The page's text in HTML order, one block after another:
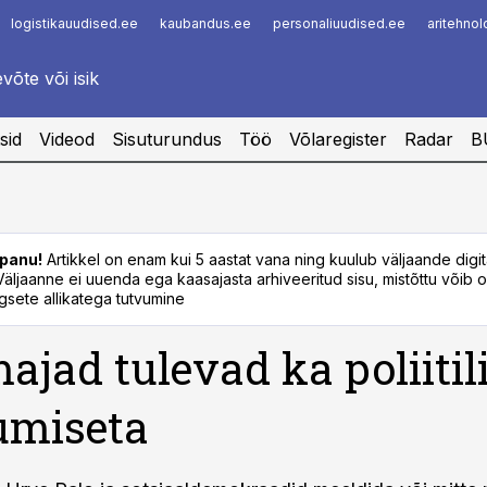
logistikauudised.ee kaubandus.ee personaliuudised.ee
Infopank
Videod Sisuturundus Töö Võlaregister Radar
Artikkel on enam kui 5 aastat vana ning kuulub väljaande
ei uuenda ega kaasajasta arhiveeritud sisu, mistõttu võib
allikatega tutvumine
tulevad ka